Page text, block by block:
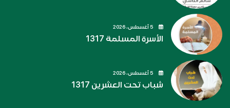
الأسرة المسلمة 1317
شباب تحت العشرين 1317